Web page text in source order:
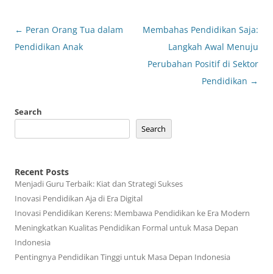
Post
navigation
← Peran Orang Tua dalam
Pendidikan Anak
Membahas Pendidikan Saja:
Langkah Awal Menuju
Perubahan Positif di Sektor
Pendidikan →
Search
Search
Recent Posts
Menjadi Guru Terbaik: Kiat dan Strategi Sukses
Inovasi Pendidikan Aja di Era Digital
Inovasi Pendidikan Kerens: Membawa Pendidikan ke Era Modern
Meningkatkan Kualitas Pendidikan Formal untuk Masa Depan
Indonesia
Pentingnya Pendidikan Tinggi untuk Masa Depan Indonesia